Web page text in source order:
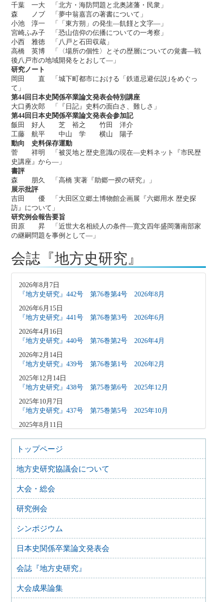
千葉 一大 「北方・海防問題と北奥諸藩・民衆」
森 ノブ 「夢中翁嘉言の著書について」
小池 淳一 「「東方朔」の発生―飢饉と文字―」
宮崎ふみ子 「恐山信仰の伝播についての一考察」
小西 雅徳 「八戸と石田収蔵」
高橋 英博 「〈場所の個性〉とその歴層についての覚書―戦
後八戸市の地域開発をとおして―」
研究ノート
岡田 直 「城下町都市における「鉄道忌避伝説｣をめぐっ
て」
第44回日本史関係卒業論文発表会特別講座
大口勇次郎 「『日記』史料の面白さ、難しさ」
第44回日本史関係卒業論文発表会参加記
飯田 好人 芝 裕之 竹田 洋介
工藤 航平 中山 学 横山 陽子
動向 史料保存運動
菅 祥明 「被災地と歴史意識の現在―史料ネット『市民歴
史講座』から―」
書評
森 朋久 「高橋 実著『助郷一揆の研究』」
展示批評
吉田 優 「大田区立郷土博物館企画展『六郷用水 歴史探
訪』について」
研究例会報告要旨
田原 昇 「近世大名相続人の条件―寛文四年盛岡藩南部家
の継嗣問題を事例として―」
会誌『地方史研究』
2026年8月7日
『地方史研究』442号 第76巻第4号 2026年8月
2026年6月15日
『地方史研究』441号 第76巻第3号 2026年6月
2026年4月16日
『地方史研究』440号 第76巻第2号 2026年4月
2026年2月14日
『地方史研究』439号 第76巻第1号 2026年2月
2025年12月14日
『地方史研究』438号 第75巻第6号 2025年12月
2025年10月7日
『地方史研究』437号 第75巻第5号 2025年10月
2025年8月11日
2025年8月10日
「原稿募集」を変更致しました
2025年6月9日
『地方史研究』435号 第75巻第3号 2025年6月
2025年4月9日
『地方史研究』434号 第75巻第2号 2025年4月
2025年2月10日
『地方史研究』433号 第75巻第1号 2025年2月
『地方史研究』432号 第74巻第6号 2024年12月
2024年11月21日
『地方史研究』431号 第74巻第5号 2024年10月
2024年11月20日
『地方史研究』430号 第74巻第4号 2024年8月
トップページ
地方史研究協議会について
大会・総会
研究例会
シンポジウム
日本史関係卒業論文発表会
会誌『地方史研究』
大会成果論集